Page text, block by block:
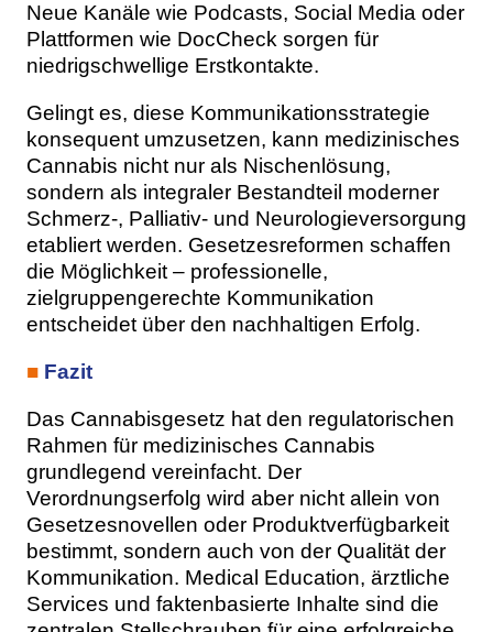
Neue Kanäle wie Podcasts, Social Media oder
Plattformen wie DocCheck sorgen für
niedrigschwellige Erstkontakte.
Gelingt es, diese Kommunikationsstrategie
konsequent umzusetzen, kann medizinisches
Cannabis nicht nur als Nischenlösung,
sondern als integraler Bestandteil moderner
Schmerz-, Palliativ- und Neurologieversorgung
etabliert werden. Gesetzesreformen schaffen
die Möglichkeit – professionelle,
zielgruppengerechte Kommunikation
entscheidet über den nachhaltigen Erfolg.
■ Fazit
Das Cannabisgesetz hat den regulatorischen
Rahmen für medizinisches Cannabis
grundlegend vereinfacht. Der
Verordnungserfolg wird aber nicht allein von
Gesetzesnovellen oder Produktverfügbarkeit
bestimmt, sondern auch von der Qualität der
Kommunikation. Medical Education, ärztliche
Services und faktenbasierte Inhalte sind die